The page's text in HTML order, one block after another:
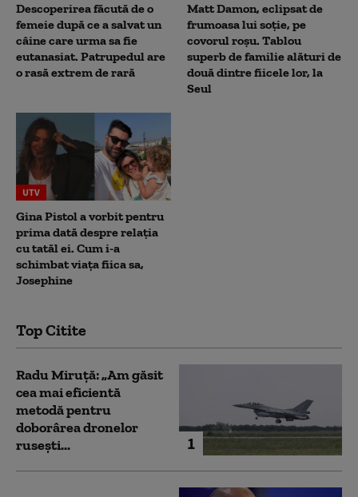
Descoperirea făcută de o
femeie după ce a salvat un
câine care urma sa fie
eutanasiat. Patrupedul are
o rasă extrem de rară
Matt Damon, eclipsat de
frumoasa lui soție, pe
covorul roșu. Tablou
superb de familie alături de
două dintre fiicele lor, la
Seul
UTV
Gina Pistol a vorbit pentru
prima dată despre relația
cu tatăl ei. Cum i-a
schimbat viața fiica sa,
Josephine
Top Citite
1
Radu Miruță: „Am găsit
cea mai eficientă
metodă pentru
doborârea dronelor
rusești...